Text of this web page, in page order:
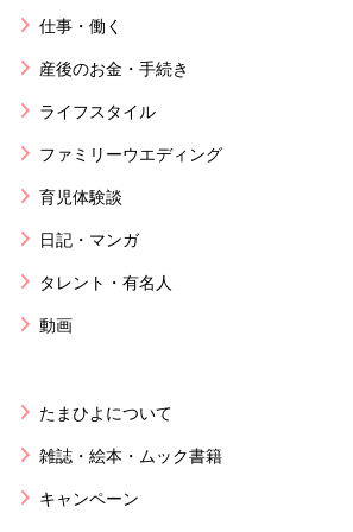
仕事・働く
産後のお金・手続き
ライフスタイル
ファミリーウエディング
育児体験談
日記・マンガ
タレント・有名人
動画
たまひよについて
雑誌・絵本・ムック書籍
キャンペーン